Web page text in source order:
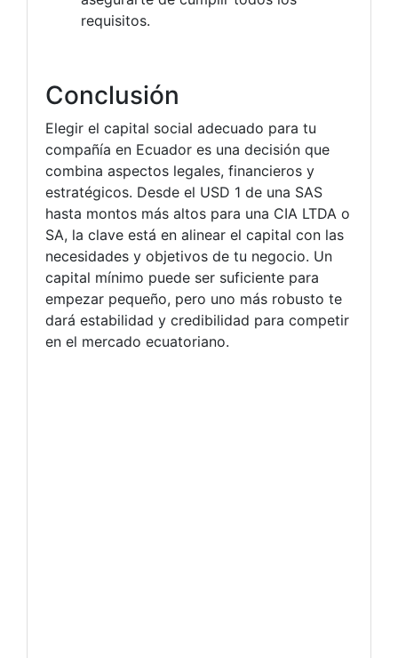
requisitos.
Conclusión
Elegir el capital social adecuado para tu
compañía en Ecuador es una decisión que
combina aspectos legales, financieros y
estratégicos. Desde el USD 1 de una SAS
hasta montos más altos para una CIA LTDA o
SA, la clave está en alinear el capital con las
necesidades y objetivos de tu negocio. Un
capital mínimo puede ser suficiente para
empezar pequeño, pero uno más robusto te
dará estabilidad y credibilidad para competir
en el mercado ecuatoriano.